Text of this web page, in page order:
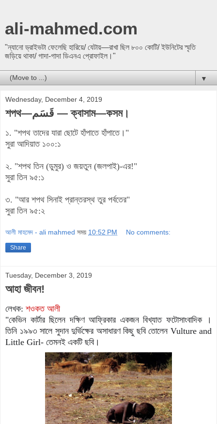
ali-mahmed.com
"ন্যানো ড্রাইভটা ফেলেছি হারিয়ে/ যেটায়—রাখা ছিল ৮০০ কোটি/ ইউনিটের স্মৃতি
জড়িয়ে থাকা/ গাদা-গাদা ডিএনএ প্রোফাইল।"
▼
Wednesday, December 4, 2019
শপথ—قَسَم — ক্বাসাম—কসম।
১. "শপথ তাদের যারা ছোটে হাঁপাতে হাঁপাতে।"
সুরা আদিয়াত ১০০:১
২. "শপথ তিন (ডুমুর) ও জয়তুন (জলপাই)-এর!"
সুরা তিন ৯৫:১
৩. "আর শপথ সিনাই প্রান্তরস্থ তুর পর্বতের"
সুরা তিন ৯৫:২
আলী মাহমেদ - ali mahmed সময় 10:52 PM No comments:
Share
Tuesday, December 3, 2019
আহা জীবন!
লেখক: শওকত আলী
"কেভিন কার্টার ছিলেন দক্ষিণ আফ্রিকার একজন বিখ্যাত ফটোসাংবাদিক ।
তিনি ১৯৯৩ সালে সুদান দুর্ভিক্ষের অসাধারণ কিছু ছবি তোলেন Vulture and
Little Girl- তেমনই একটি ছবি।